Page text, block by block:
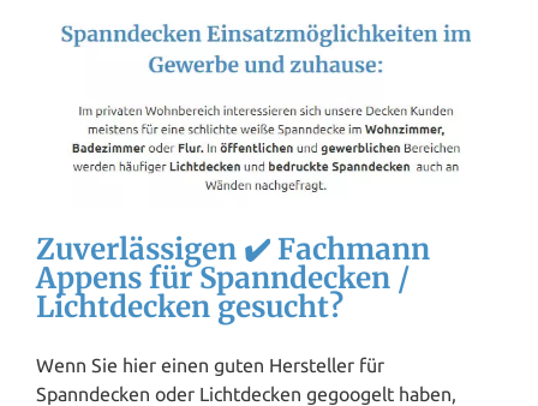
Zuverlässigen ✔️ Fachmann
Appens für Spanndecken /
Lichtdecken gesucht?
Wenn Sie hier einen guten Hersteller für
Spanndecken oder Lichtdecken gegoogelt haben,